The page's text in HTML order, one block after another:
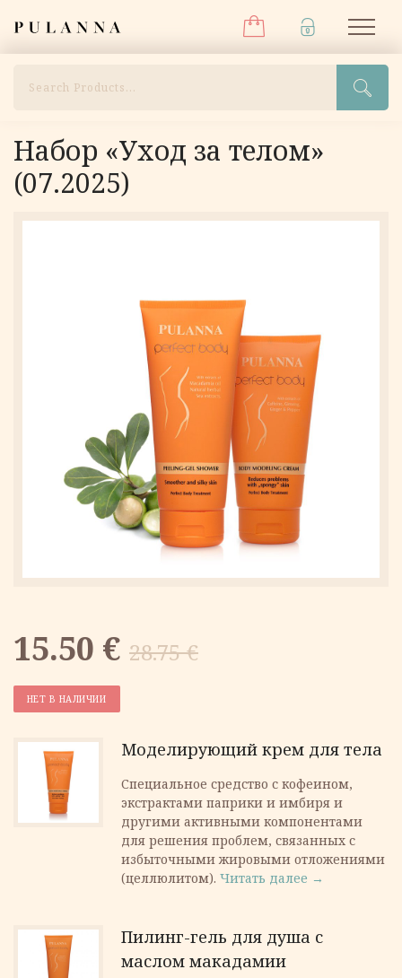
Меню
Набор «Уход за телом»
(07.2025)
28.75€
Первоначальная
цена
составляла
28.75 €.
15.50 €
Текущая
цена:
15.50 €.
НЕТ В НАЛИЧИИ
Моделирующий крем для тела
Специальное средство с кофеином,
экстрактами паприки и имбиря и
другими активными компонентами
для решения проблем, связанных с
избыточными жировыми отложениями
(целлюлитом). Читать далее →
Пилинг-гель для душа с
маслом макадамии